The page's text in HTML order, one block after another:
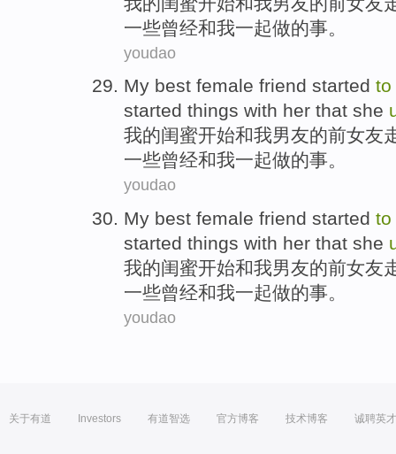
一些曾经和我一起做的事 。
youdao
My best female friend started to
started things with her that she
我的闺蜜开始和我男友的前女友
一些曾经和我一起做的事。
youdao
My best female friend started to
started things with her that she
我的闺蜜开始和我男友的前女友
一些曾经和我一起做的事。
youdao
关于有道 Investors 有道智选 官方博客 技术博客 诚聘英才